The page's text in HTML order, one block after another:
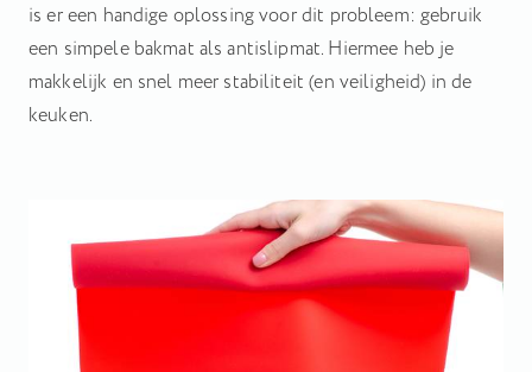
is er een handige oplossing voor dit probleem: gebruik
een simpele bakmat als antislipmat. Hiermee heb je
makkelijk en snel meer stabiliteit (en veiligheid) in de
keuken.